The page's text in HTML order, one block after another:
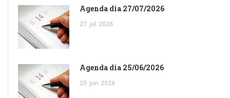
Agenda dia 27/07/2026
27 jul 2026
Agenda dia 25/06/2026
25 jun 2026